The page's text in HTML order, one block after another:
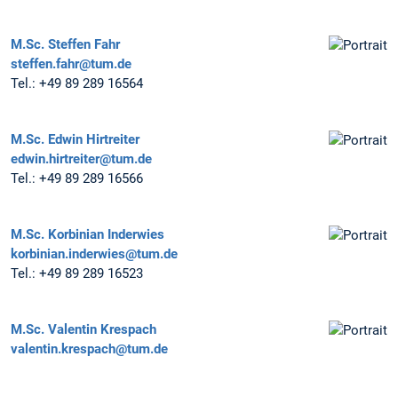
M.Sc. Steffen Fahr
steffen.fahr@tum.de
Tel.: +49 89 289 16564
M.Sc. Edwin Hirtreiter
edwin.hirtreiter@tum.de
Tel.: +49 89 289 16566
M.Sc. Korbinian Inderwies
korbinian.inderwies@tum.de
Tel.: +49 89 289 16523
M.Sc. Valentin Krespach
valentin.krespach@tum.de